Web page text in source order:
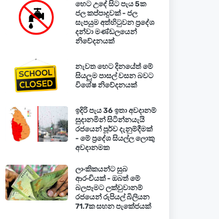
හෙට උදේ සිට පැය 5ක
ජල කප්පාදුවක් - ජල
සැපයුම අත්හිටුවන ප්‍රදේශ
දන්වා මණ්ඩලයෙන්
නිවේදනයක්
නැවත හෙට දිනයේත් මේ
සියලුම පාසල් වසන බවට
විශේෂ නිවේදනයක්
ඉදිරි පැය 36 ඉතා අවදානම්
සුදානමින් සිටින්නයැයි
රජයෙන් පූර්ව දැනුම්දීමක්
- මේ ප්‍රදේශ සියල්ල ලොකු
අවදානමක
ලාංකිකයන්ට සුබ
ආරංචියක් - ඔබත් මේ
බලපෑමට ලක්වුවානම්
රජයෙන් රුපියල් බිලියන
71.7ක සහන පැකේජයක්